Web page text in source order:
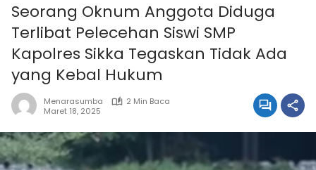
Seorang Oknum Anggota Diduga
Terlibat Pelecehan Siswi SMP
Kapolres Sikka Tegaskan Tidak Ada
yang Kebal Hukum
Menarasumba
2 Min Baca
Maret 18, 2025